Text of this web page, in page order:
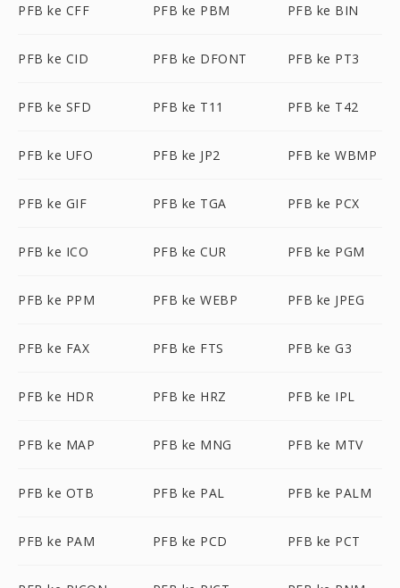
PFB ke CFF PFB ke PBM PFB ke BIN
PFB ke CID PFB ke DFONT PFB ke PT3
PFB ke SFD PFB ke T11 PFB ke T42
PFB ke UFO PFB ke JP2 PFB ke WBMP
PFB ke GIF PFB ke TGA PFB ke PCX
PFB ke ICO PFB ke CUR PFB ke PGM
PFB ke PPM PFB ke WEBP PFB ke JPEG
PFB ke FAX PFB ke FTS PFB ke G3
PFB ke HDR PFB ke HRZ PFB ke IPL
PFB ke MAP PFB ke MNG PFB ke MTV
PFB ke OTB PFB ke PAL PFB ke PALM
PFB ke PAM PFB ke PCD PFB ke PCT